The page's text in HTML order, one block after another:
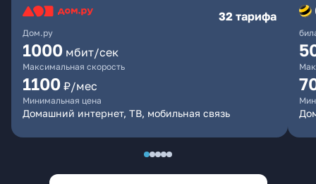
Дом.ру
32 тарифа
1000 мбит/сек
Максимальная скорость
1100 ₽/мес
Минимальная цена
Домашний интернет, ТВ, мобильная связь